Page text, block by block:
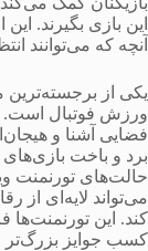
این بازی بگیرند.
آنچه که می‌توانند
یکی از برجسته‌ترین
ورزش فوتبال است.
فضایی آشنا و
برد و باخت
حالت‌های تورنمنت
می‌تواند لایه‌ای از
کند. این تورنمنت‌ها
کسب جوایز بزرگ‌تر